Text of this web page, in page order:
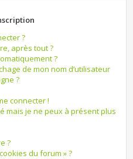
?
après tout ?
?
de mon nom d’utilisateur
?
connecter !
mais je ne peux à présent plus
?
du forum » ?